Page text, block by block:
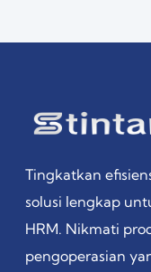
Tingkatkan
solusi lengkap
HRM. Nikmati
pengoperasian